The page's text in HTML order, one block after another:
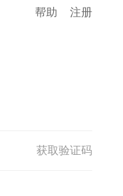
帮助 注册
获取验证码